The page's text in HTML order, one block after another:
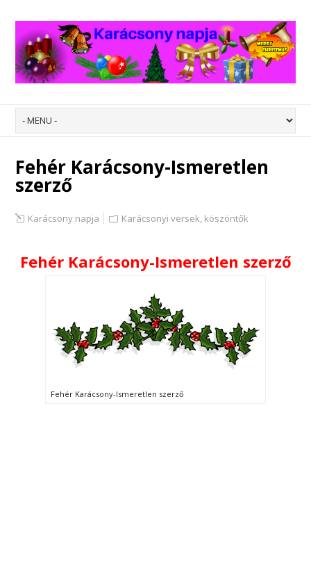
Fehér Karácsony-Ismeretlen
szerző
Karácsony napja Karácsonyi versek, köszöntők
Fehér Karácsony-Ismeretlen szerző
Fehér Karácsony-Ismeretlen szerző